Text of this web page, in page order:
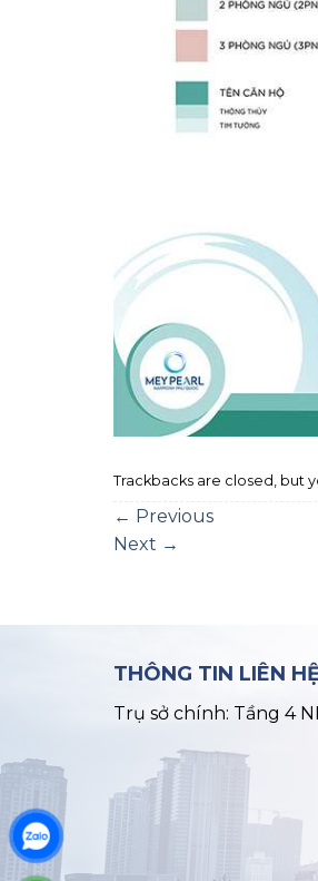
Trackbacks are closed, but
← Previous
Next →
THÔNG TIN LIÊN
Trụ sở chính: Tầng 4